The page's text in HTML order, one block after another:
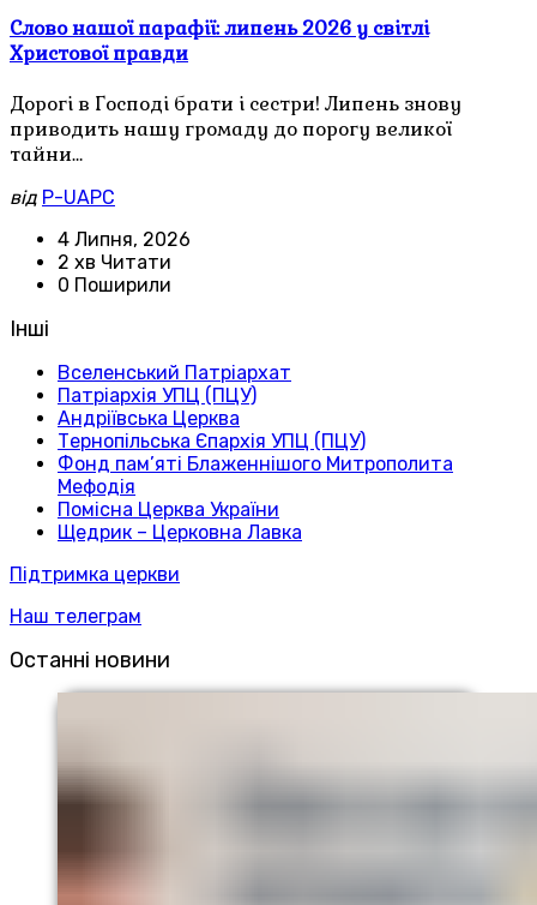
Слово нашої парафії: липень 2026 у світлі
Христової правди
Дорогі в Господі брати і сестри! Липень знову
приводить нашу громаду до порогу великої
тайни…
від P-UAPC
4 Липня, 2026
2 хв Читати
0 Поширили
Інші
Вселенський Патріархат
Патріархія УПЦ (ПЦУ)
Андріївська Церква
Тернопільська Єпархія УПЦ (ПЦУ)
Фонд пам’яті Блаженнішого Митрополита
Мефодія
Помісна Церква України
Щедрик – Церковна Лавка
Підтримка церкви
Наш телеграм
Останні новини